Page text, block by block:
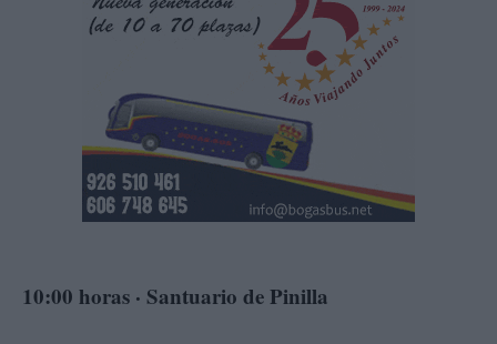
10:00 horas · Santuario de Pinilla